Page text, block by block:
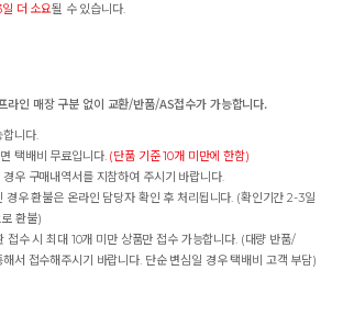
더 소요될 수 있습니다.
인 매장 구분 없이 교환/반품/AS접수가 가능합니다.
니다.
택배비 무료입니다. (단품 기준 10개 미만에 한함)
우 구매내역서를 지참하여 주시기 바랍니다.
경우 환불은 온라인 담당자 확인 후 처리됩니다. (확인기간 2-3일
환불)
접수 시 최대 10개 미만 상품만 접수 가능합니다. (대량 반품/
서 접수해주시기 바랍니다. 단순 변심일 경우 택배비 고객 부담)